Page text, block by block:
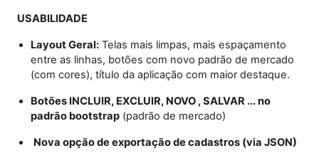
USABILIDADE
Layout Geral: Telas mais limpas, mais espaçamento
entre as linhas, botões com novo padrão de mercado
(com cores), título da aplicação com maior destaque.
Botões INCLUIR, EXCLUIR, NOVO , SALVAR ... no
padrão bootstrap (padrão de mercado)
Nova opção de exportação de cadastros (via JSON)